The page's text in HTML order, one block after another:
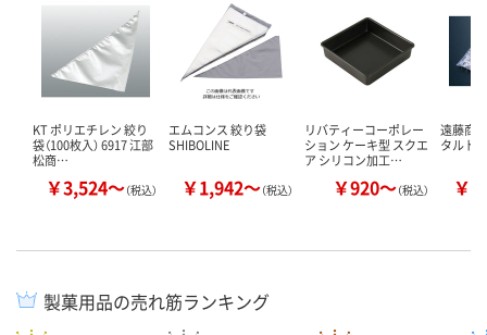
KT ポリエチレン 絞り
袋（100枚入） 6917 江部
松商…
￥3,524～（税込）
エムコンス 絞り袋
SHIBOLINE
￥1,942～（税込）
リバティーコーポレー
ション ケーキ型 スクエ
ア シリコン加工…
￥920～（税込）
遠藤商
タルト
￥
製菓用品の売れ筋ランキング